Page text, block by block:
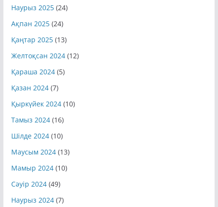
Наурыз 2025(24)
Ақпан 2025(24)
Қаңтар 2025(13)
Желтоқсан 2024(12)
Қараша 2024(5)
Қазан 2024(7)
Қыркүйек 2024(10)
Тамыз 2024(16)
Шілде 2024(10)
Маусым 2024(13)
Мамыр 2024(10)
Сәуір 2024(49)
Наурыз 2024(7)